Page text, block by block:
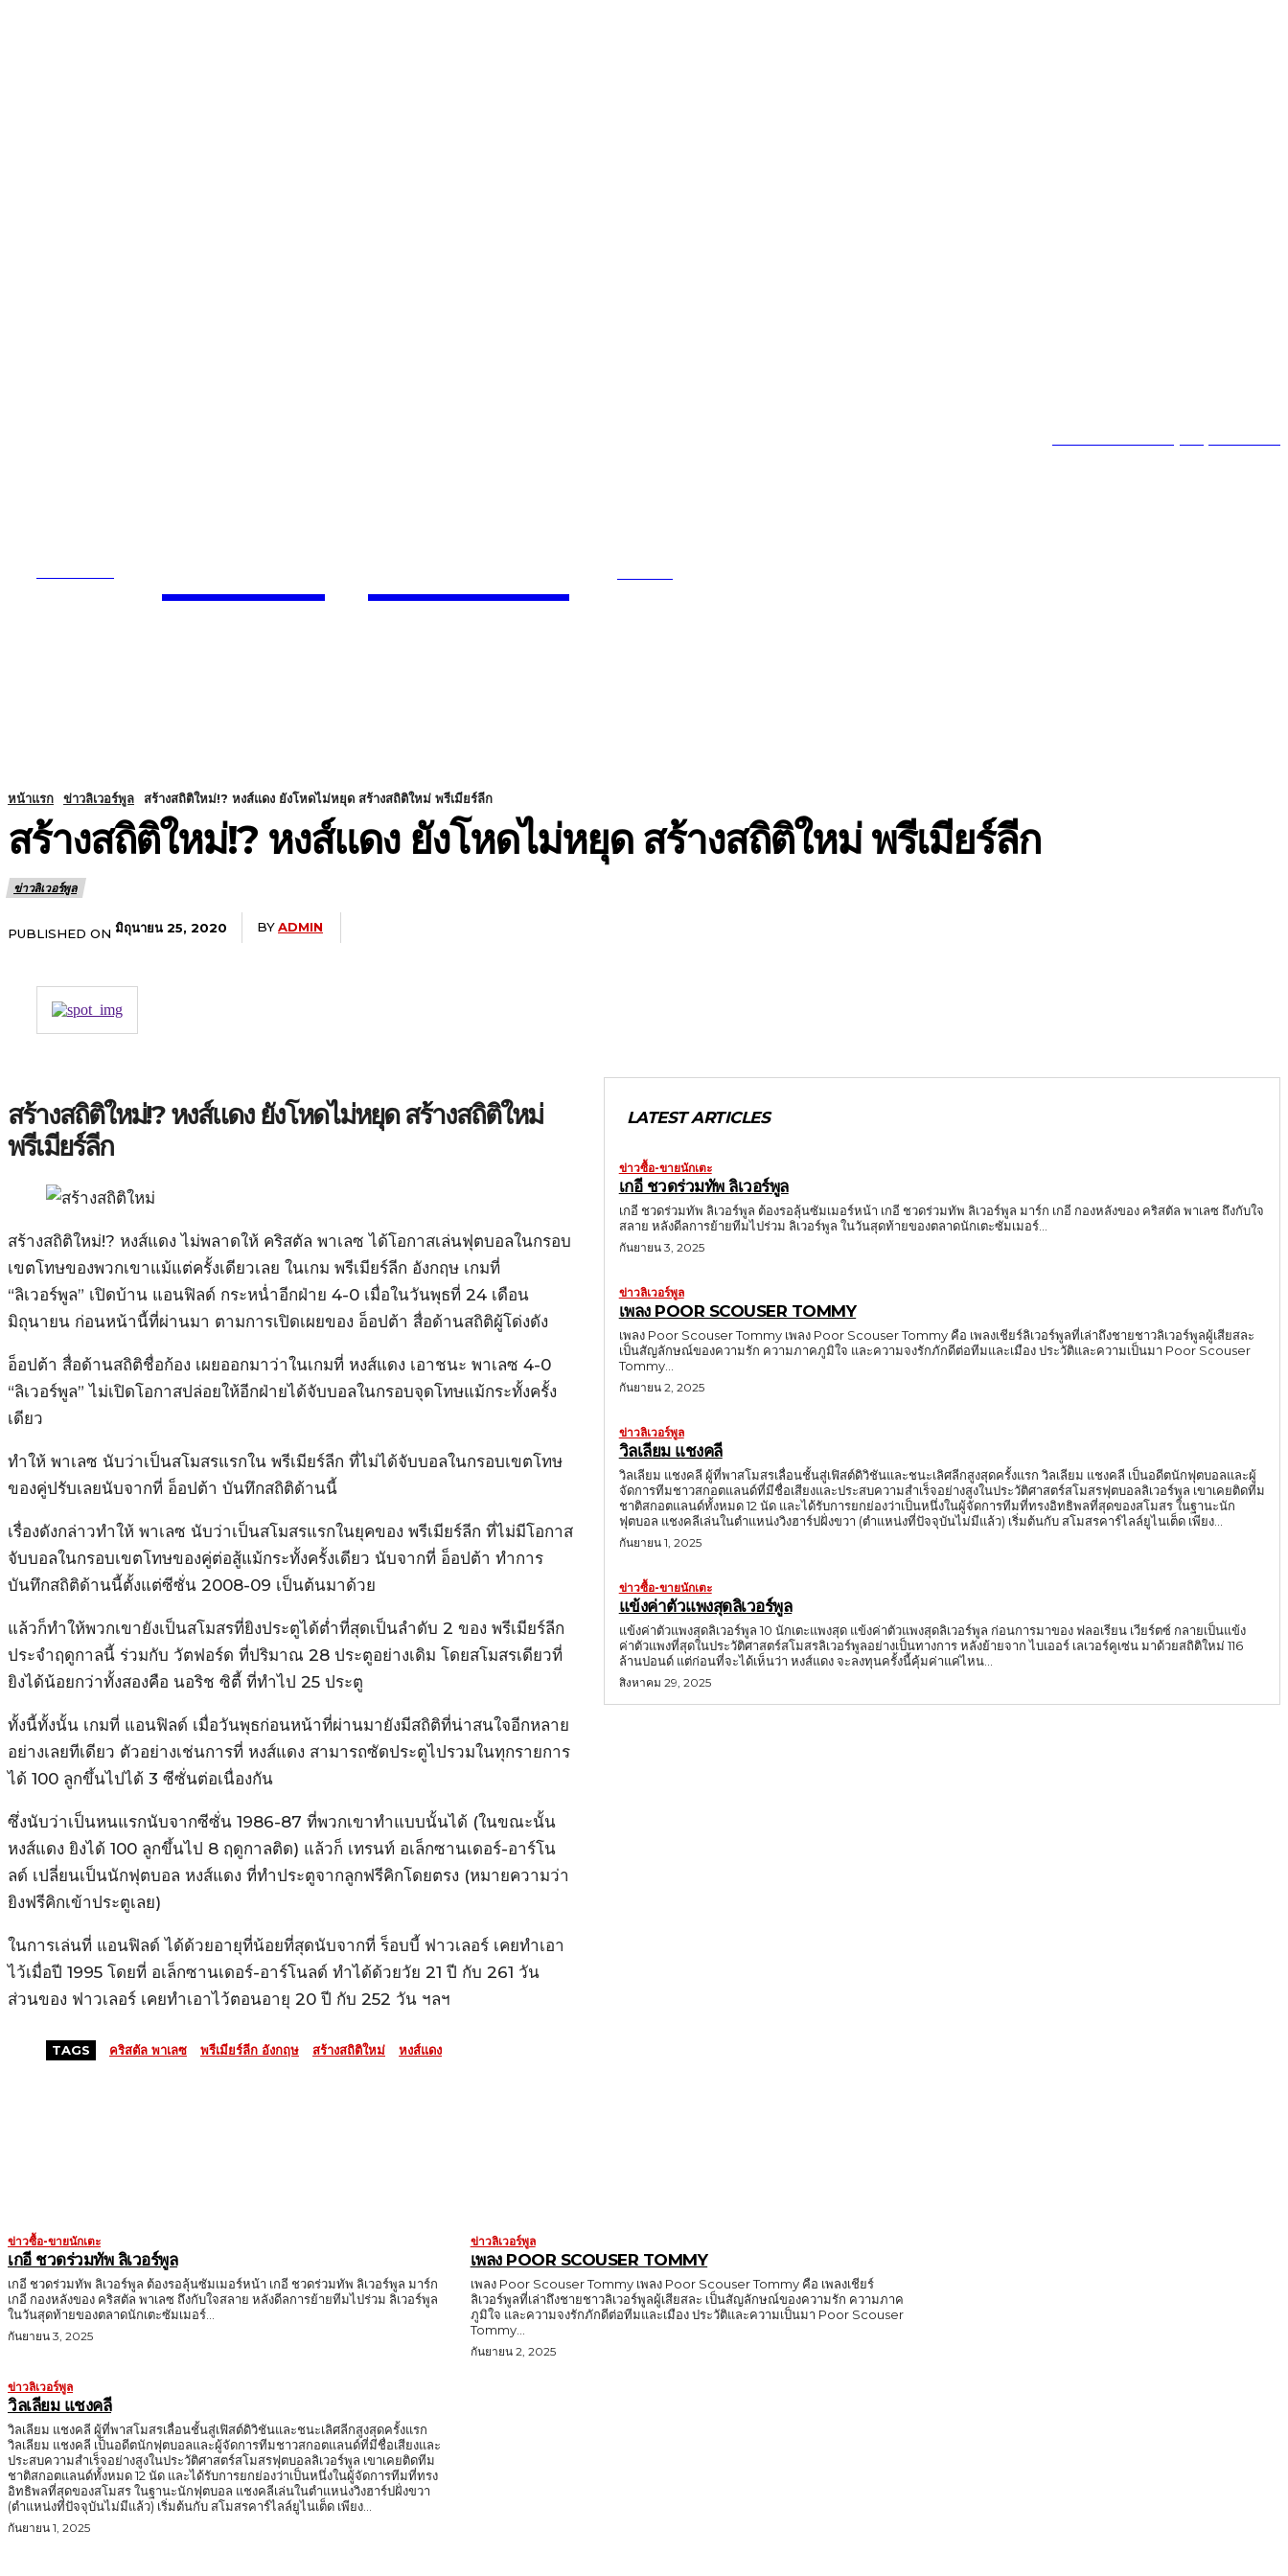
หน้าแรก ข่าวลิเวอร์พูล สร้างสถิติใหม่!? หงส์แดง ยังโหดไม่หยุด สร้างสถิติใหม่ พรีเมียร์ลีก
สร้างสถิติใหม่!? หงส์แดง ยังโหดไม่หยุด สร้างสถิติใหม่ พรีเมียร์ลีก
ข่าวลิเวอร์พูล
PUBLISHED ON มิถุนายน 25, 2020 BYADMIN
สร้างสถิติใหม่!? หงส์แดง ยังโหดไม่หยุด สร้างสถิติใหม่
พรีเมียร์ลีก
สร้างสถิติใหม่!? หงส์แดง ไม่พลาดให้ คริสตัล พาเลซ ได้โอกาสเล่นฟุตบอลในกรอบ
เขตโทษของพวกเขาแม้แต่ครั้งเดียวเลย ในเกม พรีเมียร์ลีก อังกฤษ เกมที่
“ลิเวอร์พูล” เปิดบ้าน แอนฟิลด์ กระหน่ำอีกฝ่าย 4-0 เมื่อในวันพุธที่ 24 เดือน
มิถุนายน ก่อนหน้านี้ที่ผ่านมา ตามการเปิดเผยของ อ็อปต้า สื่อด้านสถิติผู้โด่งดัง
อ็อปต้า สื่อด้านสถิติชื่อก้อง เผยออกมาว่าในเกมที่ หงส์แดง เอาชนะ พาเลซ 4-0
“ลิเวอร์พูล” ไม่เปิดโอกาสปล่อยให้อีกฝ่ายได้จับบอลในกรอบจุดโทษแม้กระทั้งครั้ง
เดียว
ทำให้ พาเลซ นับว่าเป็นสโมสรแรกใน พรีเมียร์ลีก ที่ไม่ได้จับบอลในกรอบเขตโทษ
ของคู่ปรับเลยนับจากที่ อ็อปต้า บันทึกสถิติด้านนี้
เรื่องดังกล่าวทำให้ พาเลซ นับว่าเป็นสโมสรแรกในยุคของ พรีเมียร์ลีก ที่ไม่มีโอกาส
จับบอลในกรอบเขตโทษของคู่ต่อสู้แม้กระทั้งครั้งเดียว นับจากที่ อ็อปต้า ทำการ
บันทึกสถิติด้านนี้ตั้งแต่ซีซั่น 2008-09 เป็นต้นมาด้วย
แล้วก็ทำให้พวกเขายังเป็นสโมสรที่ยิงประตูได้ต่ำที่สุดเป็นลำดับ 2 ของ พรีเมียร์ลีก
ประจำฤดูกาลนี้ ร่วมกับ วัตฟอร์ด ที่ปริมาณ 28 ประตูอย่างเดิม โดยสโมสรเดียวที่
ยิงได้น้อยกว่าทั้งสองคือ นอริช ซิตี้ ที่ทำไป 25 ประตู
ทั้งนี้ทั้งนั้น เกมที่ แอนฟิลด์ เมื่อวันพุธก่อนหน้าที่ผ่านมายังมีสถิติที่น่าสนใจอีกหลาย
อย่างเลยทีเดียว ตัวอย่างเช่นการที่ หงส์แดง สามารถซัดประตูไปรวมในทุกรายการ
ได้ 100 ลูกขึ้นไปได้ 3 ซีซั่นต่อเนื่องกัน
ซึ่งนับว่าเป็นหนแรกนับจากซีซั่น 1986-87 ที่พวกเขาทำแบบนั้นได้ (ในขณะนั้น
หงส์แดง ยิงได้ 100 ลูกขึ้นไป 8 ฤดูกาลติด) แล้วก็ เทรนท์ อเล็กซานเดอร์-อาร์โน
ลด์ เปลี่ยนเป็นนักฟุตบอล หงส์แดง ที่ทำประตูจากลูกฟรีคิกโดยตรง (หมายความว่า
ยิงฟรีคิกเข้าประตูเลย)
ในการเล่นที่ แอนฟิลด์ ได้ด้วยอายุที่น้อยที่สุดนับจากที่ ร็อบบี้ ฟาวเลอร์ เคยทำเอา
ไว้เมื่อปี 1995 โดยที่ อเล็กซานเดอร์-อาร์โนลด์ ทำได้ด้วยวัย 21 ปี กับ 261 วัน
ส่วนของ ฟาวเลอร์ เคยทำเอาไว้ตอนอายุ 20 ปี กับ 252 วัน ฯลฯ
TAGS คริสตัล พาเลซ พรีเมียร์ลีก อังกฤษ สร้างสถิติใหม่ หงส์แดง
LATEST ARTICLES
ข่าวซื้อ-ขายนักเตะ
เกอี ชวดร่วมทัพ ลิเวอร์พูล
เกอี ชวดร่วมทัพ ลิเวอร์พูล ต้องรอลุ้นซัมเมอร์หน้า เกอี ชวดร่วมทัพ ลิเวอร์พูล มาร์ก เกอี กองหลังของ คริสตัล พาเลซ ถึงกับใจ
สลาย หลังดีลการย้ายทีมไปร่วม ลิเวอร์พูล ในวันสุดท้ายของตลาดนักเตะซัมเมอร์...
กันยายน 3, 2025
ข่าวลิเวอร์พูล
เพลง POOR SCOUSER TOMMY
เพลง Poor Scouser Tommy เพลง Poor Scouser Tommy คือ เพลงเชียร์ลิเวอร์พูลที่เล่าถึงชายชาวลิเวอร์พูลผู้เสียสละ
เป็นสัญลักษณ์ของความรัก ความภาคภูมิใจ และความจงรักภักดีต่อทีมและเมือง ประวัติและความเป็นมา Poor Scouser
Tommy...
กันยายน 2, 2025
ข่าวลิเวอร์พูล
วิลเลียม แชงคลี
วิลเลียม แชงคลี ผู้ที่พาสโมสรเลื่อนชั้นสู่เฟิสต์ดิวิชันและชนะเลิศลีกสูงสุดครั้งแรก วิลเลียม แชงคลี เป็นอดีตนักฟุตบอลและผู้
จัดการทีมชาวสกอตแลนด์ที่มีชื่อเสียงและประสบความสำเร็จอย่างสูงในประวัติศาสตร์สโมสรฟุตบอลลิเวอร์พูล เขาเคยติดทีม
ชาติสกอตแลนด์ทั้งหมด 12 นัด และได้รับการยกย่องว่าเป็นหนึ่งในผู้จัดการทีมที่ทรงอิทธิพลที่สุดของสโมสร ในฐานะนัก
ฟุตบอล แชงคลีเล่นในตำแหน่งวิงฮาร์ปฝั่งขวา (ตำแหน่งที่ปัจจุบันไม่มีแล้ว) เริ่มต้นกับ สโมสรคาร์ไลล์ยูไนเต็ด เพียง...
กันยายน 1, 2025
ข่าวซื้อ-ขายนักเตะ
แข้งค่าตัวแพงสุดลิเวอร์พูล
แข้งค่าตัวแพงสุดลิเวอร์พูล 10 นักเตะแพงสุด แข้งค่าตัวแพงสุดลิเวอร์พูล ก่อนการมาของ ฟลอเรียน เวียร์ตซ์ กลายเป็นแข้ง
ค่าตัวแพงที่สุดในประวัติศาสตร์สโมสรลิเวอร์พูลอย่างเป็นทางการ หลังย้ายจาก ไบเออร์ เลเวอร์คูเซ่น มาด้วยสถิติใหม่ 116
ล้านปอนด์ แต่ก่อนที่จะได้เห็นว่า หงส์แดง จะลงทุนครั้งนี้คุ้มค่าแค่ไหน...
สิงหาคม 29, 2025
ข่าวซื้อ-ขายนักเตะ
เกอี ชวดร่วมทัพ ลิเวอร์พูล
เกอี ชวดร่วมทัพ ลิเวอร์พูล ต้องรอลุ้นซัมเมอร์หน้า เกอี ชวดร่วมทัพ ลิเวอร์พูล มาร์ก
เกอี กองหลังของ คริสตัล พาเลซ ถึงกับใจสลาย หลังดีลการย้ายทีมไปร่วม ลิเวอร์พูล
ในวันสุดท้ายของตลาดนักเตะซัมเมอร์...
กันยายน 3, 2025
ข่าวลิเวอร์พูล
เพลง POOR SCOUSER TOMMY
เพลง Poor Scouser Tommy เพลง Poor Scouser Tommy คือ เพลงเชียร์
ลิเวอร์พูลที่เล่าถึงชายชาวลิเวอร์พูลผู้เสียสละ เป็นสัญลักษณ์ของความรัก ความภาค
ภูมิใจ และความจงรักภักดีต่อทีมและเมือง ประวัติและความเป็นมา Poor Scouser
Tommy...
กันยายน 2, 2025
ข่าวลิเวอร์พูล
วิลเลียม แชงคลี
วิลเลียม แชงคลี ผู้ที่พาสโมสรเลื่อนชั้นสู่เฟิสต์ดิวิชันและชนะเลิศลีกสูงสุดครั้งแรก
วิลเลียม แชงคลี เป็นอดีตนักฟุตบอลและผู้จัดการทีมชาวสกอตแลนด์ที่มีชื่อเสียงและ
ประสบความสำเร็จอย่างสูงในประวัติศาสตร์สโมสรฟุตบอลลิเวอร์พูล เขาเคยติดทีม
ชาติสกอตแลนด์ทั้งหมด 12 นัด และได้รับการยกย่องว่าเป็นหนึ่งในผู้จัดการทีมที่ทรง
อิทธิพลที่สุดของสโมสร ในฐานะนักฟุตบอล แชงคลีเล่นในตำแหน่งวิงฮาร์ปฝั่งขวา
(ตำแหน่งที่ปัจจุบันไม่มีแล้ว) เริ่มต้นกับ สโมสรคาร์ไลล์ยูไนเต็ด เพียง...
กันยายน 1, 2025